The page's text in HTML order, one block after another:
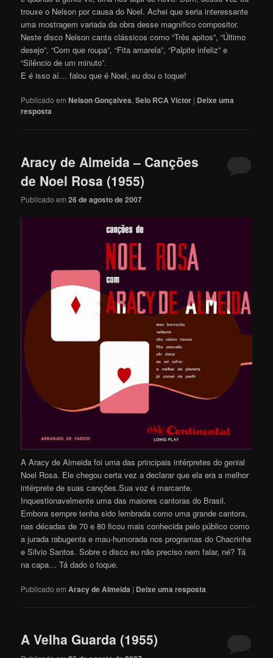
trouxe o Nelson por causa do Noel. Achei que seria interessante
uma mostragem variada da obra desse magnífico compositor.
Neste disco Nelson canta clássicos como “Três apitos”, “Último
desejo”, “Com que roupa”, “Fita amarela”, “Palpite infeliz” e
“Silêncio de um minuto”.
E é isso aí… falou que é Noel, eu dou o toque!
Publicado em Nelson Gonçalves,Selo RCA Victor | Deixe uma
resposta
Aracy de Almeida – Canções
de Noel Rosa (1955)
Publicado em26 de agosto de 2007
A Aracy de Almeida foi uma das principais intérpretes do genial
Noel Rosa. Ele chegou certa vez a declarar que ela era a melhor
intérprete de suas canções.Sua voz é marcante.
Inquestionavelmente uma das maiores cantoras do Brasil.
Embora sempre tenha sido lembrada como uma grande cantora,
nas décadas de 70 e 80 ficou mais conhecida pelo público como
a jurada rabugenta e mau-humorada nos programas do Chacrinha
e Silvio Santos. Sobre o disco eu não preciso nem falar, né? Tá
na capa… Tá dado o toque.
Publicado em Aracy de Almeida | Deixe uma resposta
A Velha Guarda (1955)